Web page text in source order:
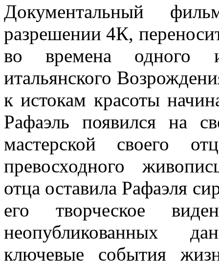
Документальный
разрешении 4К,
во времена одного
итальянского
к истокам красоты
Рафаэль появился на
мастерской своего
превосходного
отца оставила Рафаэля
его творческое
неопубликованных
ключевые события